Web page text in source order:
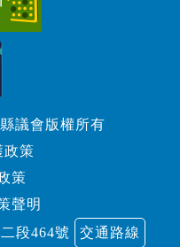
議會版權所有
政策
策
聲明
段464號
交通路線